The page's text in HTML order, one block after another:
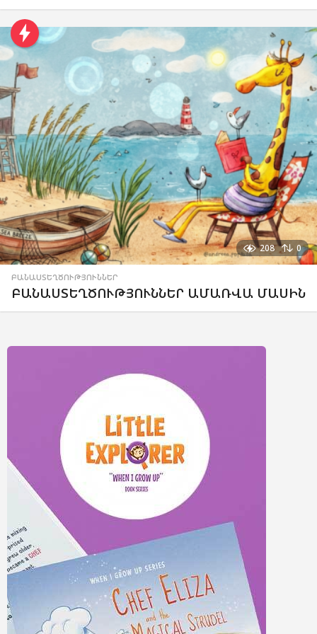
208 0
ԲԱՆԱՍՏԵՂԾՈՒԹՅՈՒՆՆԵՐ
ԲԱՆԱՍՏԵՂԾՈՒԹՅՈՒՆՆԵՐ ԱՄԱՌՎԱ ՄԱՍԻՆ